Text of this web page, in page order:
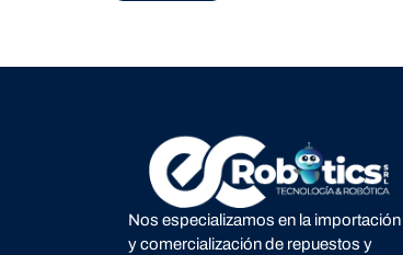
Nos especializamos en la importación
y comercialización de repuestos y